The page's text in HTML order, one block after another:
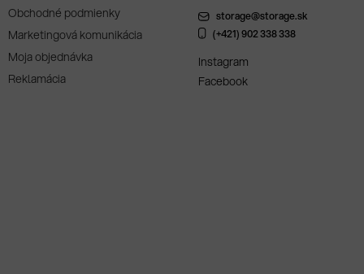
Obchodné podmienky
Marketingová komunikácia
Moja objednávka
Reklamácia
storage@storage.sk
(+421) 902 338 338
Instagram
Facebook